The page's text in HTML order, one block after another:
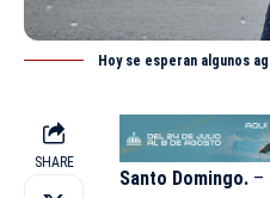
Hoy se esperan algunos
SHARE
Santo Domingo. –